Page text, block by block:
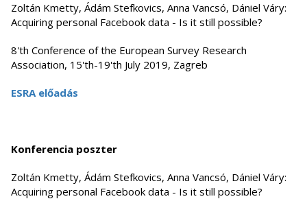
Zoltán Kmetty, Ádám Stefkovics, Anna Vancsó, Dániel Váry:
Acquiring personal Facebook data - Is it still possible?
8'th Conference of the European Survey Research
Association, 15'th-19'th July 2019, Zagreb
ESRA előadás
Konferencia poszter
Zoltán Kmetty, Ádám Stefkovics, Anna Vancsó, Dániel Váry:
Acquiring personal Facebook data - Is it still possible?